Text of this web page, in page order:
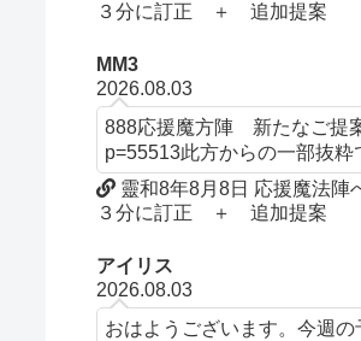
３分に訂正 ＋ 追加提案
MM3
2026.08.03
888応援魔方陣 新たなご提
p=55513此方からの一部抜
靈和8年8月8日 応援魔法
３分に訂正 ＋ 追加提案
アイリス
2026.08.03
おはようございます。今週